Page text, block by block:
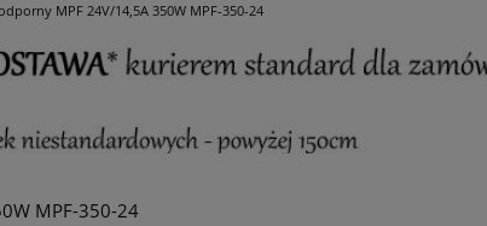
ZEWNĘTRZNE
MPF 24V/14,5A 350W MPF-350-24
MPF-350-24